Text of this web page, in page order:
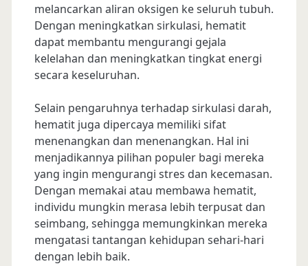
melancarkan aliran oksigen ke seluruh tubuh.
Dengan meningkatkan sirkulasi, hematit
dapat membantu mengurangi gejala
kelelahan dan meningkatkan tingkat energi
secara keseluruhan.
Selain pengaruhnya terhadap sirkulasi darah,
hematit juga dipercaya memiliki sifat
menenangkan dan menenangkan. Hal ini
menjadikannya pilihan populer bagi mereka
yang ingin mengurangi stres dan kecemasan.
Dengan memakai atau membawa hematit,
individu mungkin merasa lebih terpusat dan
seimbang, sehingga memungkinkan mereka
mengatasi tantangan kehidupan sehari-hari
dengan lebih baik.